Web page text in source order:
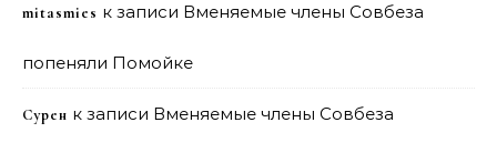
mitasmies к записи Вменяемые члены Совбеза
попеняли Помойке
Сурен к записи Вменяемые члены Совбеза